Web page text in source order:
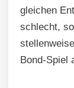
gleichen
schlecht,
Bond-Spiel